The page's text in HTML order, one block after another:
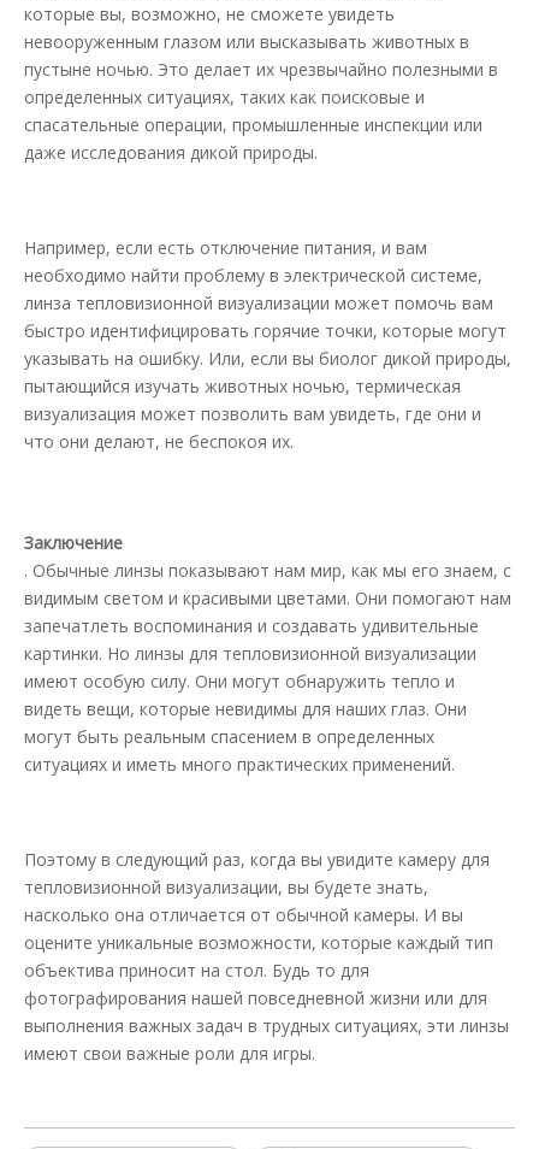
которые вы, возможно, не сможете увидеть
невооруженным глазом или высказывать животных в
пустыне ночью. Это делает их чрезвычайно полезными в
определенных ситуациях, таких как поисковые и
спасательные операции, промышленные инспекции или
даже исследования дикой природы.
Например, если есть отключение питания, и вам
необходимо найти проблему в электрической системе,
линза тепловизионной визуализации может помочь вам
быстро идентифицировать горячие точки, которые могут
указывать на ошибку. Или, если вы биолог дикой природы,
пытающийся изучать животных ночью, термическая
визуализация может позволить вам увидеть, где они и
что они делают, не беспокоя их.
Заключение
. Обычные линзы показывают нам мир, как мы его знаем, с
видимым светом и красивыми цветами. Они помогают нам
запечатлеть воспоминания и создавать удивительные
картинки. Но линзы для тепловизионной визуализации
имеют особую силу. Они могут обнаружить тепло и
видеть вещи, которые невидимы для наших глаз. Они
могут быть реальным спасением в определенных
ситуациях и иметь много практических применений.
Поэтому в следующий раз, когда вы увидите камеру для
тепловизионной визуализации, вы будете знать,
насколько она отличается от обычной камеры. И вы
оцените уникальные возможности, которые каждый тип
объектива приносит на стол. Будь то для
фотографирования нашей повседневной жизни или для
выполнения важных задач в трудных ситуациях, эти линзы
имеют свои важные роли для игры.